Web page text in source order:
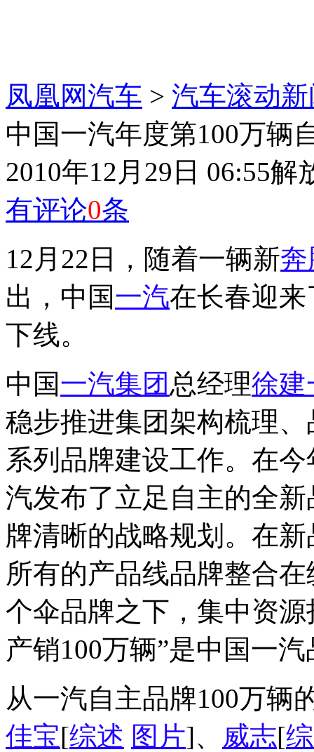
凤凰网汽车 > 汽车滚动
中国一汽年度第100万辆
2010年12月29日 06:55解
有评论0条
12月22日，随着一辆新奔
出，中国一汽在长春迎来
下线。
中国一汽集团总经理徐建
稳步推进集团架构梳理
系列品牌建设工作。在
汽发布了立足自主的全
牌清晰的战略规划。在
所有的产品线品牌整合
个伞品牌之下，集中资
产销100万辆”是中国一
从一汽自主品牌100万辆
佳宝[综述 图片]、 威志[